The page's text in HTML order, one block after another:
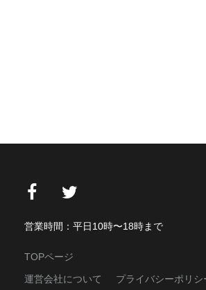
営業時間：平日10時〜18時まで
TOPページ
運営会社について
プライバシーポリシ